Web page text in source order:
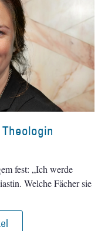
fest: „Ich werde
Welche Fächer sie